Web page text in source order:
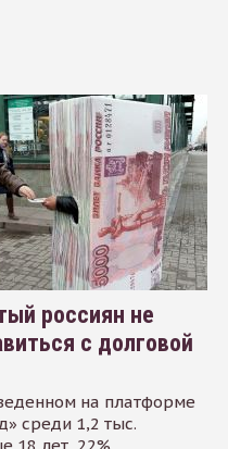
россиян не
с долговой
на платформе
среди 1,2 тыс.